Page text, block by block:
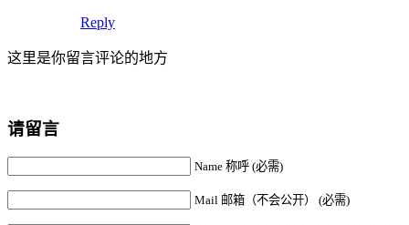
Reply
这里是你留言评论的地方
请留言
Name 称呼 (必需)
Mail 邮箱（不会公开） (必需)